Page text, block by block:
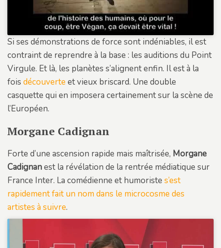
Si ses démonstrations de force sont indéniables, il est
contraint de reprendre à la base : les auditions du Point
Virgule. Et là, les planètes s’alignent enfin. Il est à la
fois découverteet vieux briscard. Une double
casquette qui en imposera certainement sur la scène de
l’Européen.
Morgane Cadignan
Forte d’une ascension rapide mais maîtrisée, Morgane
Cadignanest la révélation de la rentrée médiatique sur
France Inter. La comédienne et humoriste s’est
rapidement fait un nom dans le microcosme des
artistes à suivre.